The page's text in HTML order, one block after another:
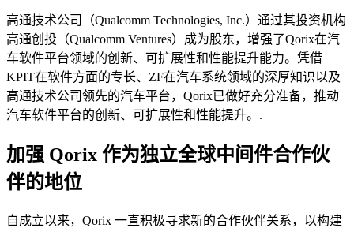
高通技术公司（Qualcomm Technologies, Inc.）通过其投资机构
高通创投（Qualcomm Ventures）成为股东，增强了Qorix在汽
车软件平台领域的创新、可扩展性和性能提升能力。凭借
KPIT在软件方面的专长、ZF在汽车系统领域的深厚知识以及
高通技术公司领先的汽车平台，Qorix已做好充分准备，推动
汽车软件平台的创新、可扩展性和性能提升。.
加强 Qorix 作为独立全球中间件合作伙
伴的地位
自成立以来，Qorix 一直积极寻求新的合作伙伴关系，以构建